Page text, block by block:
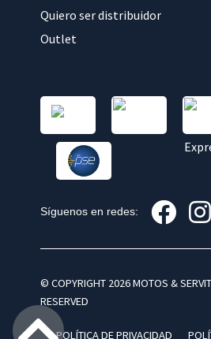
Quiero ser distribuidor
Outlet
Síguenos en redes:
© COPYRIGHT 2026 MOTOS &
RESERVED
POLÍTICA DE PRIVACIDAD